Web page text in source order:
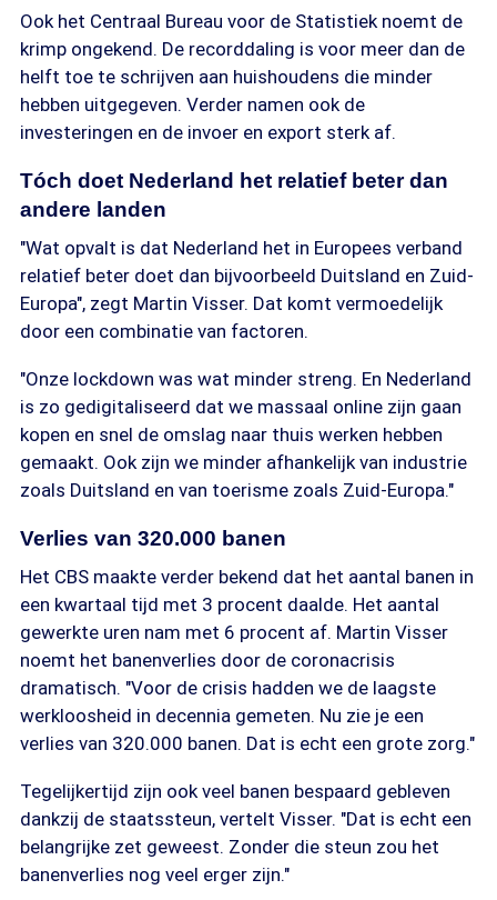
Ook het Centraal Bureau voor de Statistiek noemt de
krimp ongekend. De recorddaling is voor meer dan de
helft toe te schrijven aan huishoudens die minder
hebben uitgegeven. Verder namen ook de
investeringen en de invoer en export sterk af.
Tóch doet Nederland het relatief beter dan
andere landen
"Wat opvalt is dat Nederland het in Europees verband
relatief beter doet dan bijvoorbeeld Duitsland en Zuid-
Europa", zegt Martin Visser. Dat komt vermoedelijk
door een combinatie van factoren.
"Onze lockdown was wat minder streng. En Nederland
is zo gedigitaliseerd dat we massaal online zijn gaan
kopen en snel de omslag naar thuis werken hebben
gemaakt. Ook zijn we minder afhankelijk van industrie
zoals Duitsland en van toerisme zoals Zuid-Europa."
Verlies van 320.000 banen
Het CBS maakte verder bekend dat het aantal banen in
een kwartaal tijd met 3 procent daalde. Het aantal
gewerkte uren nam met 6 procent af. Martin Visser
noemt het banenverlies door de coronacrisis
dramatisch. "Voor de crisis hadden we de laagste
werkloosheid in decennia gemeten. Nu zie je een
verlies van 320.000 banen. Dat is echt een grote zorg."
Tegelijkertijd zijn ook veel banen bespaard gebleven
dankzij de staatssteun, vertelt Visser. "Dat is echt een
belangrijke zet geweest. Zonder die steun zou het
banenverlies nog veel erger zijn."